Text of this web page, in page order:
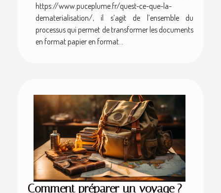
https://www.puceplume.fr/quest-ce-que-la-
dematerialisation/, il s’agit de l’ensemble du
processus qui permet de transformer les documents
en format papier en format...
Comment préparer un voyage ?